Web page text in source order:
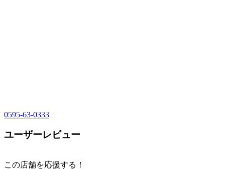
0595-63-0333
ユーザーレビュー
この店舗を応援する！